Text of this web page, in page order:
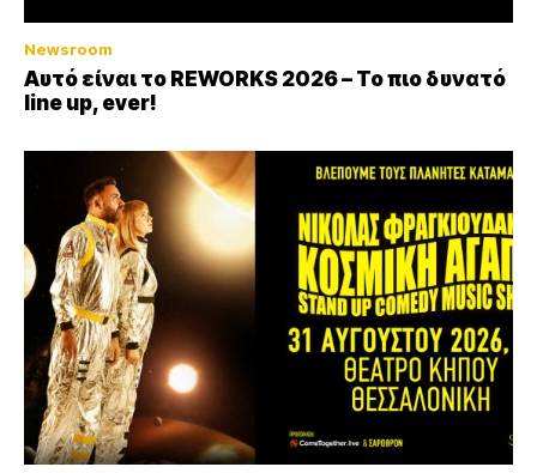
Newsroom
Αυτό είναι το REWORKS 2026 – Το πιο δυνατό
line up, ever!